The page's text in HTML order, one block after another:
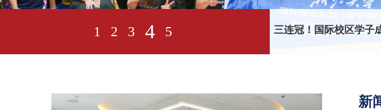
三连冠！国际校区学子
1 2 3 4 5
新